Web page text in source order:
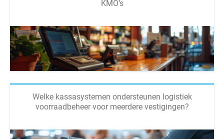
KMO’s
Welke kassasystemen ondersteunen logistiek
voorraadbeheer voor meerdere vestigingen?